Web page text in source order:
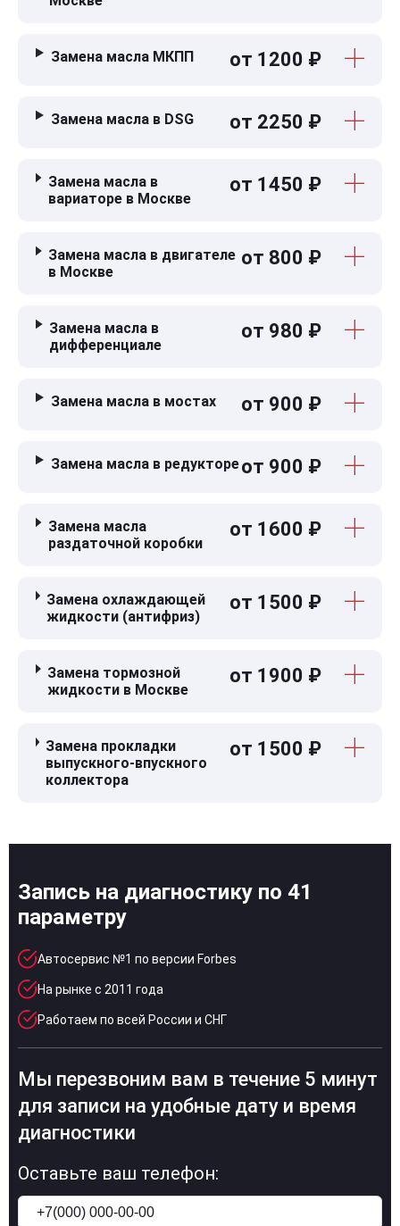
Замена масла МКПП от 1200 ₽
Замена масла в DSG от 2250 ₽
Замена масла в
вариаторе в Москве
от 1450 ₽
Замена масла в двигателе
в Москве
от 800 ₽
Замена масла в
дифференциале
от 980 ₽
Замена масла в мостах от 900 ₽
Замена масла в редуктореот 900 ₽
Замена масла
раздаточной коробки
от 1600 ₽
Замена охлаждающей
жидкости (антифриз)
от 1500 ₽
Замена тормозной
жидкости в Москве
от 1900 ₽
Замена прокладки
выпускного-впускного
коллектора
от 1500 ₽
Запись на диагностику по 41
параметру
Автосервис №1 по версии Forbes
На рынке с 2011 года
Работаем по всей России и СНГ
Мы перезвоним вам в течение 5 минут
для записи на удобные дату и время
диагностики
Оставьте ваш телефон: